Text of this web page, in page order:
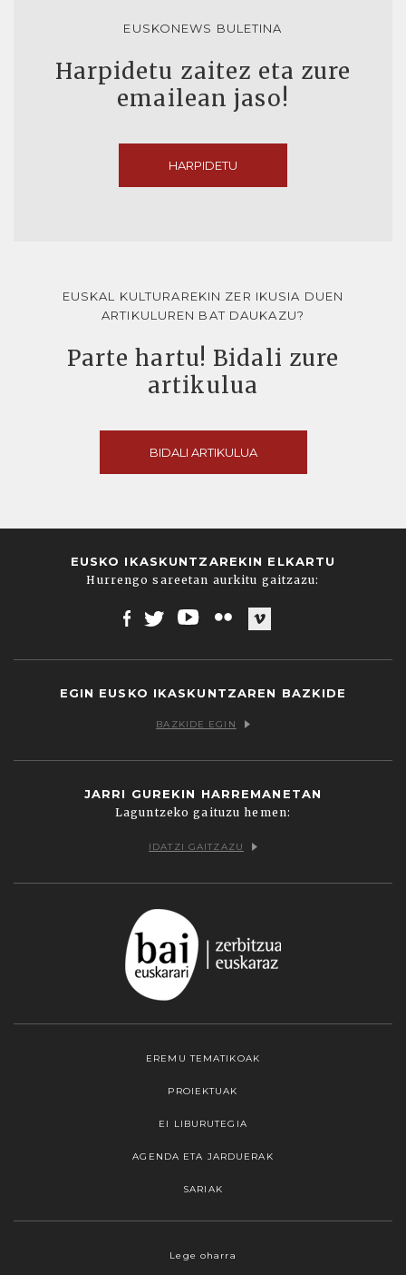
EUSKONEWS BULETINA
Harpidetu zaitez eta zure
emailean jaso!
HARPIDETU
EUSKAL KULTURAREKIN ZER IKUSIA DUEN
ARTIKULUREN BAT DAUKAZU?
Parte hartu! Bidali zure
artikulua
BIDALI ARTIKULUA
EUSKO IKASKUNTZAREKIN ELKARTU
Hurrengo sareetan aurkitu gaitzazu:
EGIN EUSKO IKASKUNTZAREN BAZKIDE
BAZKIDE EGIN
JARRI GUREKIN HARREMANETAN
Laguntzeko gaituzu hemen:
IDATZI GAITZAZU
EREMU TEMATIKOAK
PROIEKTUAK
EI LIBURUTEGIA
AGENDA ETA JARDUERAK
SARIAK
Lege oharra
Webgune honek cookieak erabiltzen ditu,